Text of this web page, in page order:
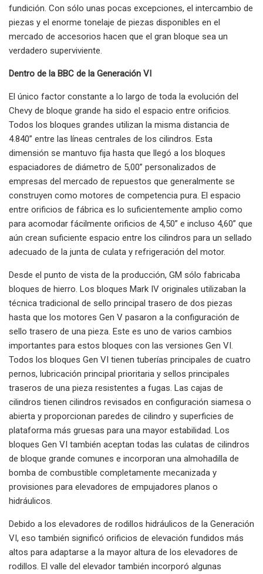
fundición. Con sólo unas pocas excepciones, el intercambio de
piezas y el enorme tonelaje de piezas disponibles en el
mercado de accesorios hacen que el gran bloque sea un
verdadero superviviente.
Dentro de la BBC de la Generación VI
El único factor constante a lo largo de toda la evolución del
Chevy de bloque grande ha sido el espacio entre orificios.
Todos los bloques grandes utilizan la misma distancia de
4.840” entre las líneas centrales de los cilindros. Esta
dimensión se mantuvo fija hasta que llegó a los bloques
espaciadores de diámetro de 5,00” personalizados de
empresas del mercado de repuestos que generalmente se
construyen como motores de competencia pura. El espacio
entre orificios de fábrica es lo suficientemente amplio como
para acomodar fácilmente orificios de 4,50” e incluso 4,60” que
aún crean suficiente espacio entre los cilindros para un sellado
adecuado de la junta de culata y refrigeración del motor.
Desde el punto de vista de la producción, GM sólo fabricaba
bloques de hierro. Los bloques Mark IV originales utilizaban la
técnica tradicional de sello principal trasero de dos piezas
hasta que los motores Gen V pasaron a la configuración de
sello trasero de una pieza. Este es uno de varios cambios
importantes para estos bloques con las versiones Gen VI.
Todos los bloques Gen VI tienen tuberías principales de cuatro
pernos, lubricación principal prioritaria y sellos principales
traseros de una pieza resistentes a fugas. Las cajas de
cilindros tienen cilindros revisados ​​en configuración siamesa o
abierta y proporcionan paredes de cilindro y superficies de
plataforma más gruesas para una mayor estabilidad. Los
bloques Gen VI también aceptan todas las culatas de cilindros
de bloque grande comunes e incorporan una almohadilla de
bomba de combustible completamente mecanizada y
provisiones para elevadores de empujadores planos o
hidráulicos.
Debido a los elevadores de rodillos hidráulicos de la Generación
VI, eso también significó orificios de elevación fundidos más
altos para adaptarse a la mayor altura de los elevadores de
rodillos. El valle del elevador también incorporó algunas